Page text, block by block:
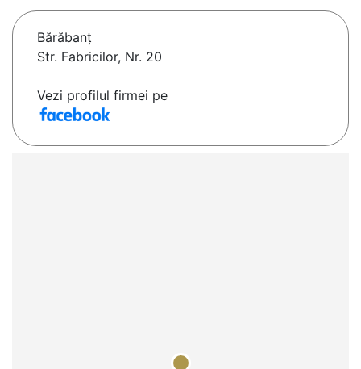
Bărăbanţ
Str. Fabricilor, Nr. 20
Vezi profilul firmei pe